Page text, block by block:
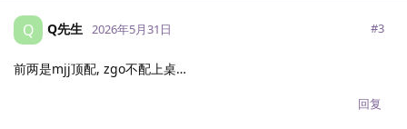
Q Q先生 2026年5月31日 #3
前两是mjj顶配, zgo不配上桌…
回复